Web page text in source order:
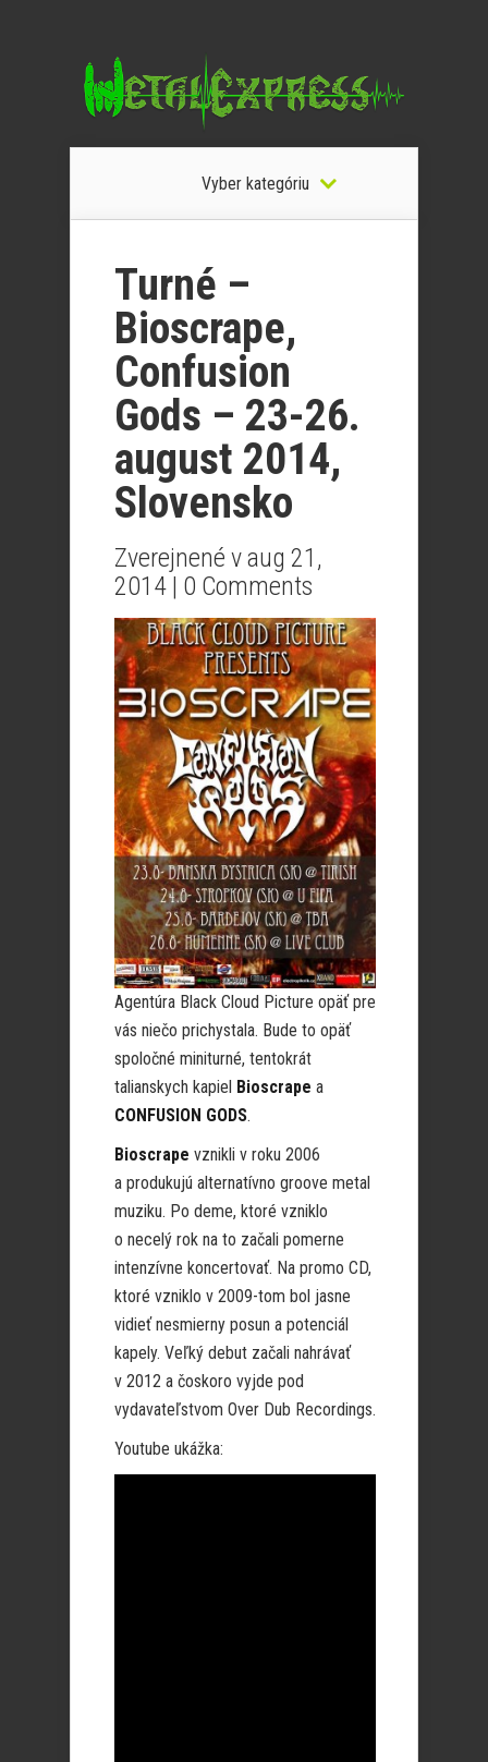
Vyber kategóriu
Turné –
Bioscrape,
Confusion
Gods – 23-26.
august 2014,
Slovensko
Zverejnené v aug 21,
2014 | 0 Comments
Agentúra Black Cloud Picture opäť pre
vás niečo prichystala. Bude to opäť
spoločné miniturné, tentokrát
talianskych kapiel Bioscrape a
CONFUSION GODS.
Bioscrape vznikli v roku 2006
a produkujú alternatívno groove metal
muziku. Po deme, ktoré vzniklo
o necelý rok na to začali pomerne
intenzívne koncertovať. Na promo CD,
ktoré vzniklo v 2009-tom bol jasne
vidieť nesmierny posun a potenciál
kapely. Veľký debut začali nahrávať
v 2012 a čoskoro vyjde pod
vydavateľstvom Over Dub Recordings.
Youtube ukážka: